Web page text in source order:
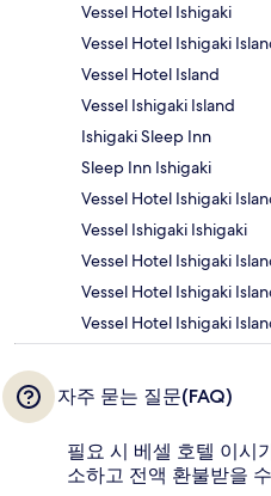
Vessel Hotel Ishigaki
Vessel Hotel Ishigaki
Vessel Hotel Island
Vessel Ishigaki Island
Ishigaki Sleep Inn
Sleep Inn Ishigaki
Vessel Hotel Ishigaki
Vessel Ishigaki Ishigaki
Vessel Hotel Ishigaki
Vessel Hotel Ishigaki
Vessel Hotel Ishigaki
자주 묻는 질문(FAQ)
필요 시 베셀 호텔 이시
소하고 전액 환불받을